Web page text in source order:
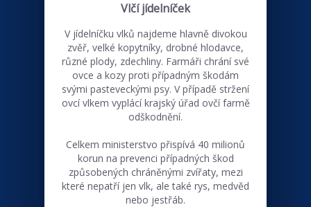
Vlčí jídelníček
V jídelníčku vlků najdeme hlavně divokou
zvěř, velké kopytníky, drobné hlodavce,
různé plody, zdechliny. Farmáři chrání své
ovce a kozy proti případným škodám
svými pasteveckými psy. V případě stržení
ovcí vlkem vyplácí krajský úřad ovčí farmě
odškodnění.
Celkem ministerstvo přispívá 40 milionů
korun na prevenci případných škod
způsobených chráněnými zvířaty, mezi
které nepatří jen vlk, ale také rys, medvěd
nebo jestřáb.